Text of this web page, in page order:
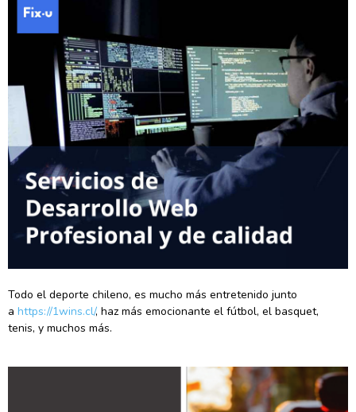
Todo el deporte chileno, es mucho más entretenido junto
a https://1wins.cl/, haz más emocionante el fútbol, el basquet,
tenis, y muchos más.